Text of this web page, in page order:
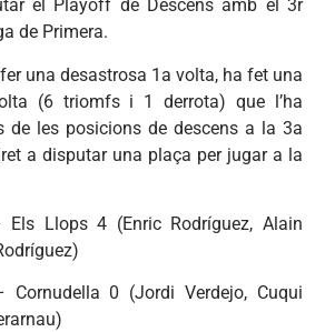
el Playoff de Descens amb el 3r
de Primera.
fer una desastrosa 1a volta, ha fet una
(6 triomfs i 1 derrota) que l’ha
de les posicions de descens a la 3a
a disputar una plaça per jugar a la
Els Llops 4 (Enric Rodríguez, Alain
Cornudella 0 (Jordi Verdejo, Cuqui